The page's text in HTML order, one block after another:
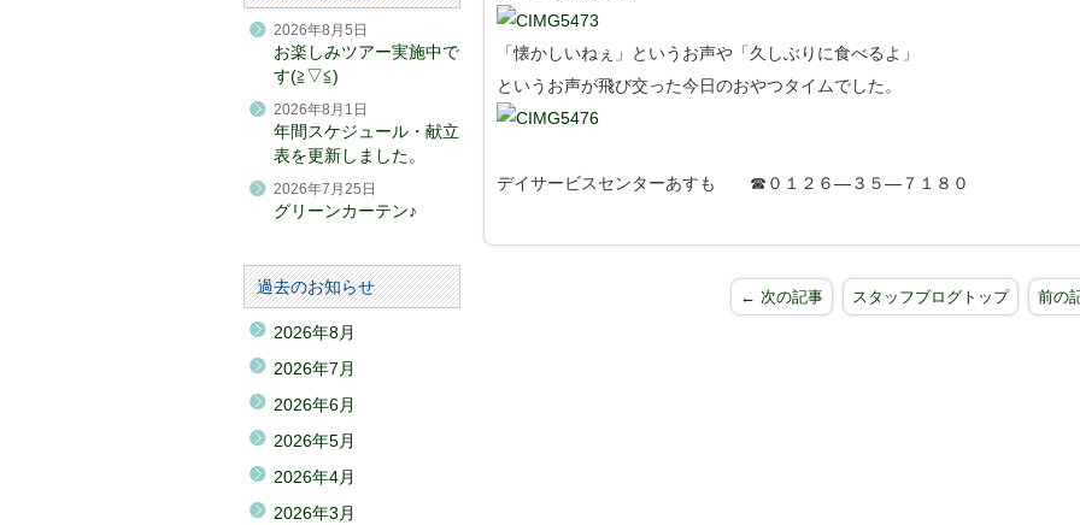
「懐かしいねぇ」というお声や「久しぶりに食べるよ」
というお声が飛び交った今日のおやつタイムでした。
デイサービスセンターあすも ☎０１２６―３５―７１８０
← 次の記事 スタッフブログトップ 前の
2026年8月5日
お楽しみツアー実施中で
す(≧▽≦)
2026年8月1日
年間スケジュール・献立
表を更新しました。
2026年7月25日
グリーンカーテン♪
過去のお知らせ
2026年8月
2026年7月
2026年6月
2026年5月
2026年4月
2026年3月